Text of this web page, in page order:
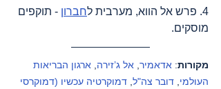
4. פרש אל הווא, מערבית ל חברון - תוקפים
מוסקים.
מקורות: אדאמיר, אל ג’זירה, ארגון הבריאות
העולמי, דובר צה"ל, דמוקרטיה עכשיו (דמוקרסי